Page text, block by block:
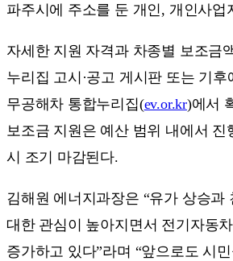
파주시에 주소를 둔 개인, 개인사업
자세한 지원 자격과 차종별 보조금
누리집 고시·공고 게시판 또는 기후
무공해차 통합누리집(ev.or.kr)에서
보조금 지원은 예산 범위 내에서 진
시 조기 마감된다.
김해원 에너지과장은 “유가 상승과
대한 관심이 높아지면서 전기자동
증가하고 있다”라며 “앞으로도 시